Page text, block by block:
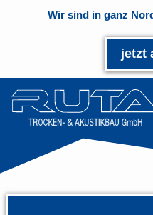
Wir sind in ganz
jetzt